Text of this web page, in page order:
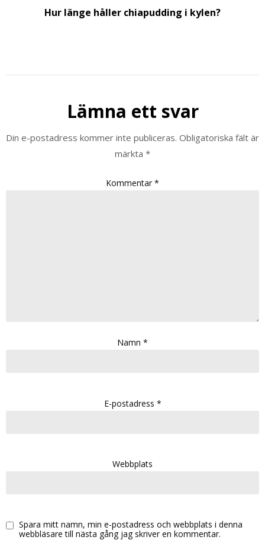
Hur länge håller chiapudding i kylen?
Lämna ett svar
Din e-postadress kommer inte publiceras. Obligatoriska fält är
märkta *
Kommentar*
Namn *
E-postadress *
Webbplats
Spara mitt namn, min e-postadress och webbplats i denna
webbläsare till nästa gång jag skriver en kommentar.